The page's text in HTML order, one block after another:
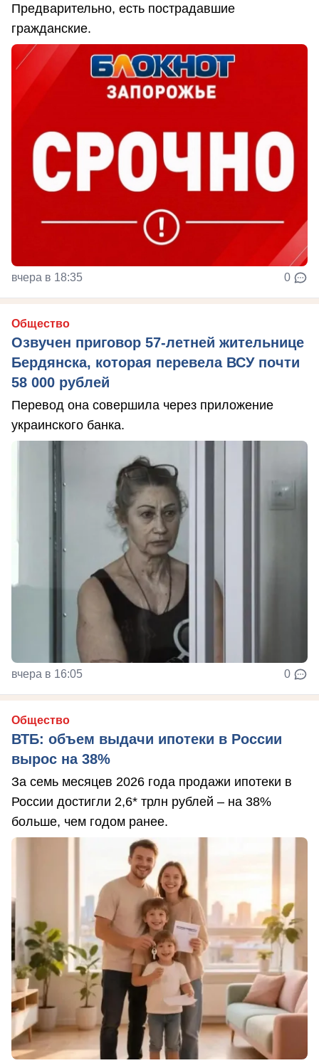
Предварительно, есть пострадавшие
гражданские.
вчера в 18:35 0
Общество
Озвучен приговор 57-летней жительнице
Бердянска, которая перевела ВСУ почти
58 000 рублей
Перевод она совершила через приложение
украинского банка.
вчера в 16:05 0
Общество
ВТБ: объем выдачи ипотеки в России
вырос на 38%
За семь месяцев 2026 года продажи ипотеки в
России достигли 2,6* трлн рублей – на 38%
больше, чем годом ранее.